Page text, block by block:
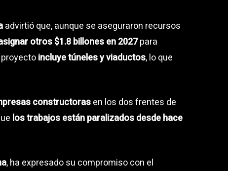
advirtió que, aunque se aseguraron recursos
otros $1.8 billones en 2027para
incluye túneles y viaductos, lo que
constructorasen los dos frentes de
los trabajos están paralizados desde hace
, ha expresado su compromiso con el